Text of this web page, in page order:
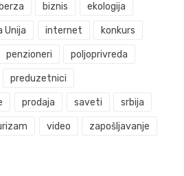
berza biznis ekologija
Unija internet konkurs
penzioneri poljoprivreda
preduzetnici
prodaja saveti srbija
video zapošljavanje